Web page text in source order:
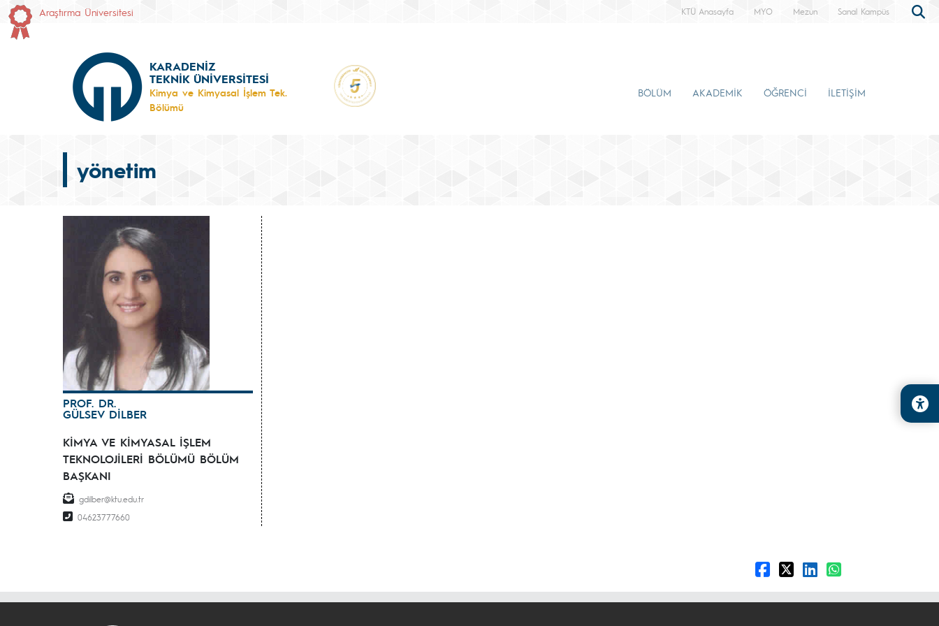
Araştırma Üniversitesi KTÜ Anasayfa MYO Mezun Sanal Kampüs
KARADENİZ
TEKNİK ÜNİVERSİTESİ
Kimya ve Kimyasal İşlem Tek.
Bölümü
BÖLÜM AKADEMİK ÖĞRENCİ İLETİŞİM
yönetim
PROF. DR.
GÜLSEV DİLBER
KİMYA VE KİMYASAL İŞLEM
TEKNOLOJİLERİ BÖLÜMÜ BÖLÜM
BAŞKANI
gdilber@ktu.edu.tr
04623777660